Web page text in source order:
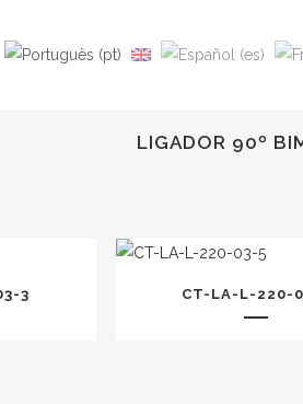
LIGADOR 90º
3 CT-LA-L-220-